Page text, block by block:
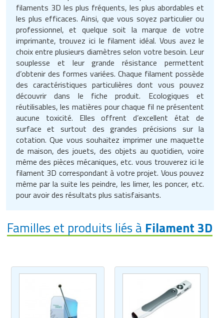
filaments 3D les plus fréquents, les plus abordables et
les plus efficaces. Ainsi, que vous soyez particulier ou
professionnel, et quelque soit la marque de votre
imprimante, trouvez ici le filament idéal. Vous avez le
choix entre plusieurs diamètres selon votre besoin. Leur
souplesse et leur grande résistance permettent
d’obtenir des formes variées. Chaque filament possède
des caractéristiques particulières dont vous pouvez
découvrir dans le fiche produit. Ecologiques et
réutilisables, les matières pour chaque fil ne présentent
aucune toxicité. Elles offrent d’excellent état de
surface et surtout des grandes précisions sur la
cotation. Que vous souhaitez imprimer une maquette
de maison, des jouets, des objets au quotidien, voire
même des pièces mécaniques, etc. vous trouverez ici le
filament 3D correspondant à votre projet. Vous pouvez
même par la suite les peindre, les limer, les poncer, etc.
pour avoir des résultats plus satisfaisants.
Familles et produits liés à Filament 3D